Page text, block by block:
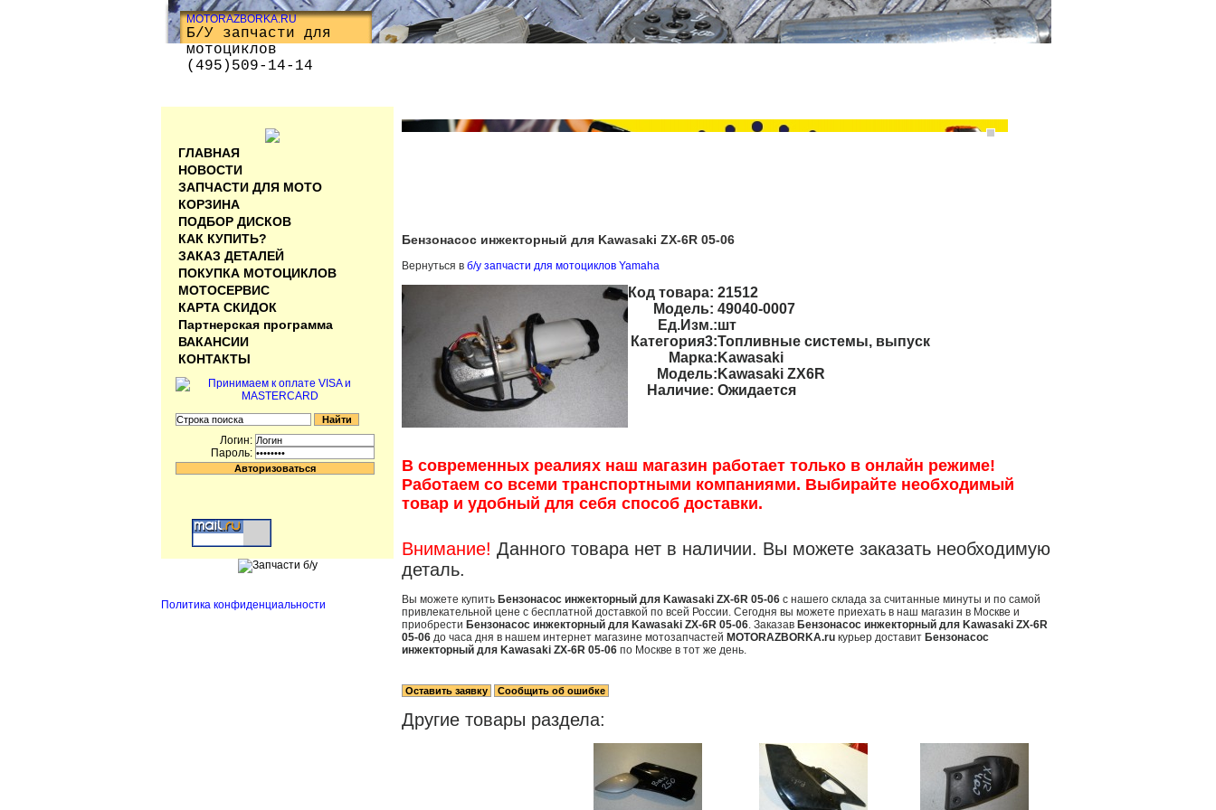
MOTORAZBORKA.RU
Б/У запчасти для
мотоциклов
(495)509-14-14
Бензонасос инжекторный для Kawasaki ZX-6R 05-06
Вернуться в б/у запчасти для мотоциклов Yamaha
Код товара: 21512
Модель: 49040-0007
Ед.Изм.:шт
Категория3:Топливные системы, выпуск
Марка: Kawasaki
Модель: Kawasaki ZX6R
Наличие: Ожидается
В современных реалиях наш магазин работает только в онлайн режиме!
Работаем со всеми транспортными компаниями. Выбирайте необходимый
товар и удобный для себя способ доставки.
Внимание! Данного товара нет в наличии. Вы можете заказать необходимую
деталь.
Вы можете купить Бензонасос инжекторный для Kawasaki ZX-6R 05-06 с нашего склада за считанные минуты и по самой
привлекательной цене с бесплатной доставкой по всей России. Сегодня вы можете приехать в наш магазин в Москве и
приобрести Бензонасос инжекторный для Kawasaki ZX-6R 05-06. Заказав Бензонасос инжекторный для Kawasaki ZX-6R
05-06 до часа дня в нашем интернет магазине мотозапчастей MOTORAZBORKA.ru курьер доставит Бензонасос
инжекторный для Kawasaki ZX-6R 05-06 по Москве в тот же день.
Другие товары раздела:
ГЛАВНАЯ
НОВОСТИ
ЗАПЧАСТИ ДЛЯ МОТО
КОРЗИНА
ПОДБОР ДИСКОВ
КАК КУПИТЬ?
ЗАКАЗ ДЕТАЛЕЙ
ПОКУПКА МОТОЦИКЛОВ
МОТОСЕРВИС
КАРТА СКИДОК
Партнерская программа
ВАКАНСИИ
КОНТАКТЫ
Логин:
Пароль:
Политика конфиденциальности